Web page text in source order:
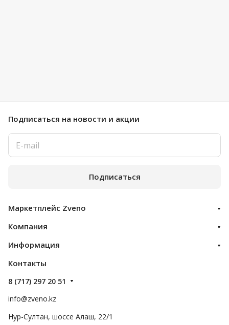
Подписаться на новости и акции
Подписаться
Маркетплейс Zveno
Компания
Информация
Контакты
8 (717) 297 20 51
info@zveno.kz
Нур-Султан, шоссе Алаш, 22/1